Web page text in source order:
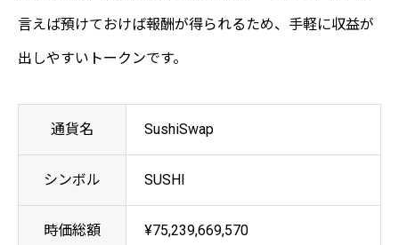
言えば預けておけば報酬が得られるため、手軽に収益が
出しやすいトークンです。
通貨名 SushiSwap
シンボル SUSHI
時価総額 ¥75,239,669,570